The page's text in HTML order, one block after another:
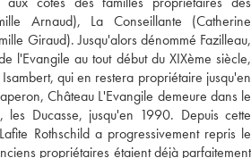
Arnaud), La Conseillante (Catherine
Giraud). Jusqu'alors dénommé Fazilleau,
l'Evangile au tout début du XIXème siècle,
qui en restera propriétaire jusqu'en
Château L'Evangile demeure dans le
les Ducasse, jusqu'en 1990. Depuis cette
Rothschild a progressivement repris le
propriétaires étaient déjà parfaitement